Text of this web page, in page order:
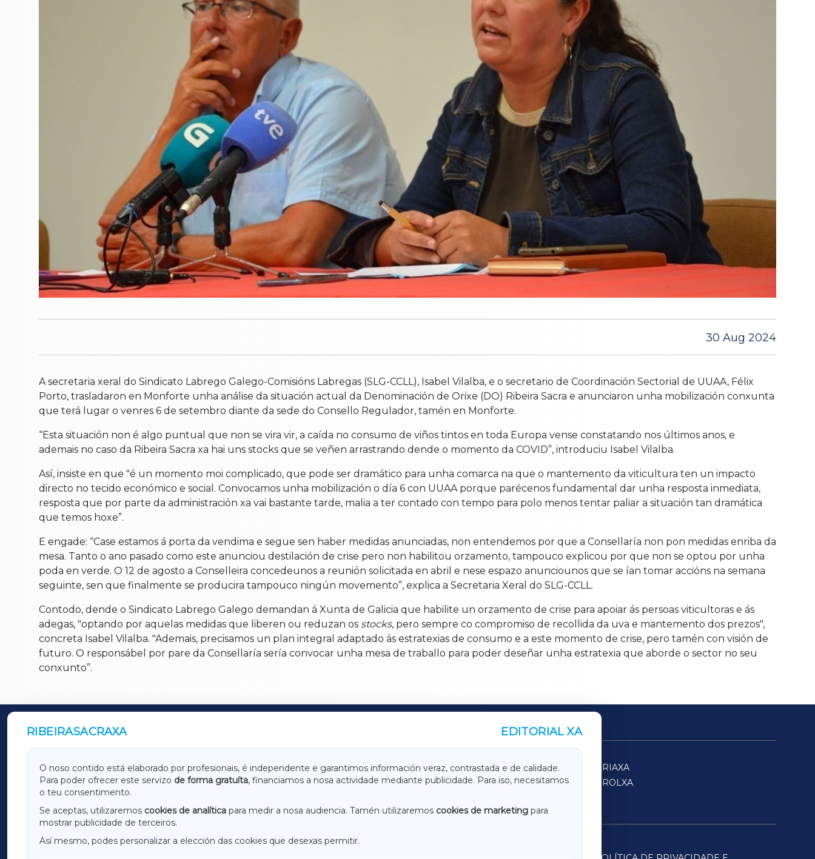
30 Aug 2024
A secretaria xeral do Sindicato Labrego Galego-Comisións Labregas (SLG-CCLL), Isabel Vilalba, e o secretario de Coordinación Sectorial de UUAA, Félix
Porto, trasladaron en Monforte unha análise da situación actual da Denominación de Orixe (DO) Ribeira Sacra e anunciaron unha mobilización conxunta
que terá lugar o venres 6 de setembro diante da sede do Consello Regulador, tamén en Monforte.
“Esta situación non é algo puntual que non se vira vir, a caída no consumo de viños tintos en toda Europa vense constatando nos últimos anos, e
ademais no caso da Ribeira Sacra xa hai uns stocks que se veñen arrastrando dende o momento da COVID”, introduciu Isabel Vilalba.
Así, insiste en que "é un momento moi complicado, que pode ser dramático para unha comarca na que o mantemento da viticultura ten un impacto
directo no tecido económico e social. Convocamos unha mobilización o día 6 con UUAA porque parécenos fundamental dar unha resposta inmediata,
resposta que por parte da administración xa vai bastante tarde, malia a ter contado con tempo para polo menos tentar paliar a situación tan dramática
que temos hoxe”.
E engade: “Case estamos á porta da vendima e segue sen haber medidas anunciadas, non entendemos por que a Consellaría non pon medidas enriba da
mesa. Tanto o ano pasado como este anunciou destilación de crise pero non habilitou orzamento, tampouco explicou por que non se optou por unha
poda en verde. O 12 de agosto a Conselleira concedeunos a reunión solicitada en abril e nese espazo anunciounos que se ían tomar accións na semana
seguinte, sen que finalmente se producira tampouco ningún movemento”, explica a Secretaria Xeral do SLG-CCLL.
Contodo, dende o Sindicato Labrego Galego demandan á Xunta de Galicia que habilite un orzamento de crise para apoiar ás persoas viticultoras e ás
adegas, "optando por aquelas medidas que liberen ou reduzan os stocks, pero sempre co compromiso de recollida da uva e mantemento dos prezos",
concreta Isabel Vilalba. "Ademais, precisamos un plan integral adaptado ás estratexias de consumo e a este momento de crise, pero tamén con visión de
futuro. O responsábel por pare da Consellaría sería convocar unha mesa de traballo para poder deseñar unha estratexia que aborde o sector no seu
conxunto”.
RIBEIRASACRAXA EDITORIAL XA
O noso contido está elaborado por profesionais, é independente e garantimos información veraz, contrastada e de calidade.
Para poder ofrecer este servizo de forma gratuíta, financiamos a nosa actividade mediante publicidade. Para iso, necesitamos
o teu consentimento.
Se aceptas, utilizaremos cookies de analítica para medir a nosa audiencia. Tamén utilizaremos cookies de marketing para
mostrar publicidade de terceiros.
Así mesmo, podes personalizar a elección das cookies que desexas permitir.
OUTROS PERIÓDICOS
GALICIAXA LUGOXA TERRACHAXA
SARRIAXA
AMARIÑAXA
RIBEIRASACRAXA ACORUÑAXA
FERROLXA
OURENSEXA